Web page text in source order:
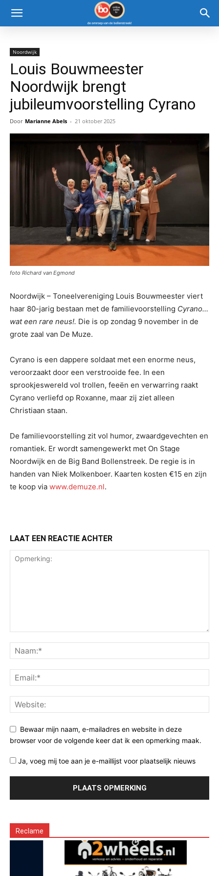
Noordwijk
Louis Bouwmeester
Noordwijk brengt
jubileumvoorstelling Cyrano
Door Marianne Abels - 21 oktober 2025
foto Richard van Egmond
Noordwijk – Toneelvereniging Louis Bouwmeester viert
haar 80-jarig bestaan met de familievoorstelling Cyrano…
wat een rare neus!. Die is op zondag 9 november in de
grote zaal van De Muze.
Cyrano is een dappere soldaat met een enorme neus,
veroorzaakt door een verstrooide fee. In een
sprookjeswereld vol trollen, feeën en verwarring raakt
Cyrano verliefd op Roxanne, maar zij ziet alleen
Christiaan staan.
De familievoorstelling zit vol humor, zwaardgevechten en
romantiek. Er wordt samengewerkt met On Stage
Noordwijk en de Big Band Bollenstreek. De regie is in
handen van Niek Molkenboer. Kaarten kosten €15 en zijn
te koop via www.demuze.nl.
LAAT EEN REACTIE ACHTER
Bewaar mijn naam, e-mailadres en website in deze
browser voor de volgende keer dat ik een opmerking maak.
Ja, voeg mij toe aan je e-maillijst voor plaatselijk nieuws
Reclame